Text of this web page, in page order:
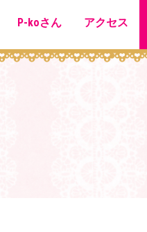
P-koさん アクセス